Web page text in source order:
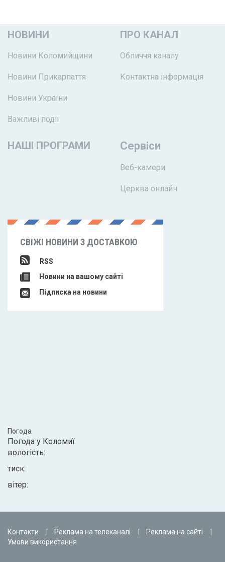
НОВИНИ
Новини Коломийщини
Новини Прикарпаття
Новини України
Важливі події
ПРО КАНАЛ
Обличчя каналу
Контактна інформація
НАШІ ПРОГРАМИ Сервіси
Веб-камери
Церква онлайн
СВІЖІ НОВИНИ З ДОСТАВКОЮ
RSS
Новини на вашому сайті
Підписка на новини
Погода
Погода у Коломиї
вологість:
тиск:
вітер:
Контакти Реклама на телеканалі
Реклама на сайті
Умови використання